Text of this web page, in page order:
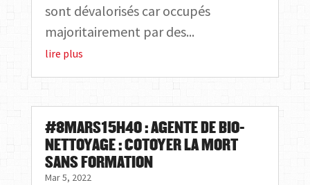
sont dévalorisés car occupés
majoritairement par des...
lire plus
#8MARS15H40 : AGENTE DE BIO-
NETTOYAGE : COTOYER LA MORT
SANS FORMATION
Mar 5, 2022